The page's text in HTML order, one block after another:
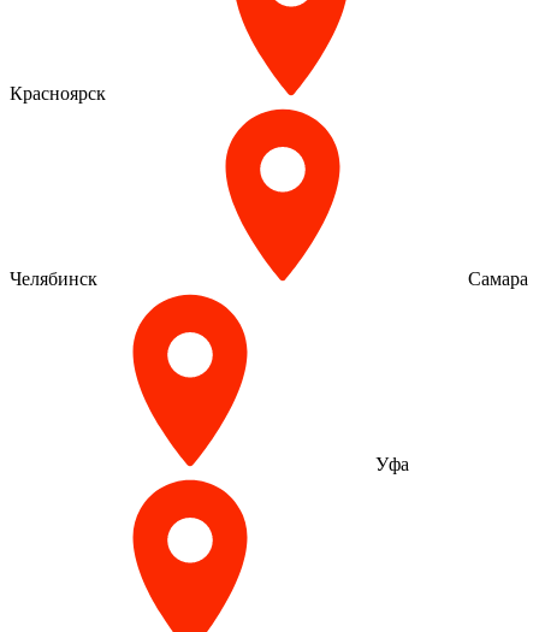
Красноярск
Челябинск Самара
Уфа